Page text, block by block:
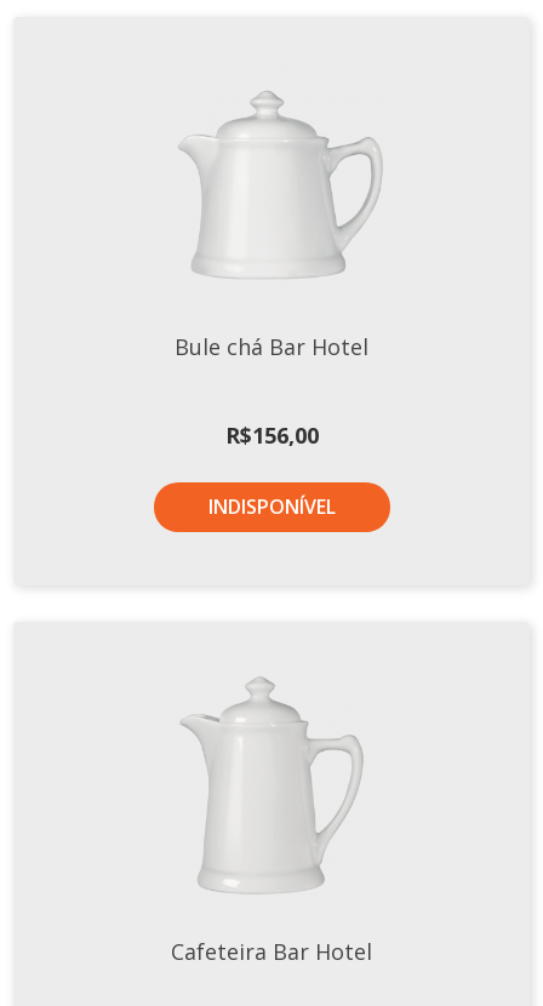
Bule chá Bar Hotel
R$156,00
INDISPONÍVEL
Cafeteira Bar Hotel